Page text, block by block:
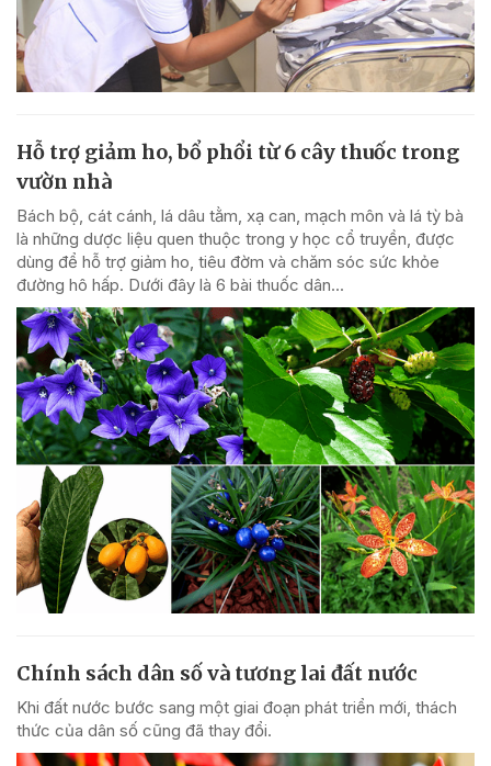
Hỗ trợ giảm ho, bổ phổi từ 6 cây thuốc trong
vườn nhà
Bách bộ, cát cánh, lá dâu tằm, xạ can, mạch môn và lá tỳ bà
là những dược liệu quen thuộc trong y học cổ truyền, được
dùng để hỗ trợ giảm ho, tiêu đờm và chăm sóc sức khỏe
đường hô hấp. Dưới đây là 6 bài thuốc dân...
Chính sách dân số và tương lai đất nước
Khi đất nước bước sang một giai đoạn phát triển mới, thách
thức của dân số cũng đã thay đổi.